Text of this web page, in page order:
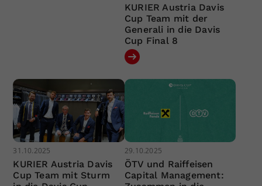
KURIER Austria Davis
Cup Team mit der
Generali in die Davis
Cup Final 8
31.10.2025
KURIER Austria Davis
Cup Team mit Sturm
29.10.2025
ÖTV und Raiffeisen
Capital Management: